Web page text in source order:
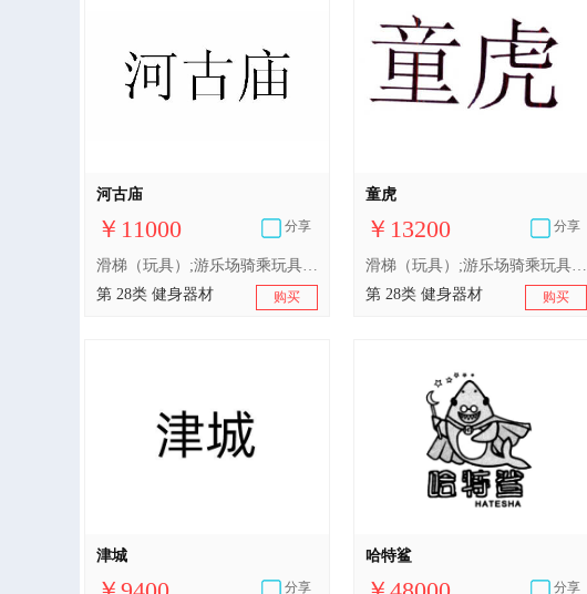
河古庙
￥11000 分享
滑梯（玩具）;游乐场骑乘玩具;由无线电控制的玩具车;儿童游戏用踏板车（玩具）;玩具模型;玩具汽车;玩具娃娃;室内游戏玩具;玩具车;智能玩具
第 28类 健身器材
购买
童虎
￥13200 分享
滑梯（玩具）;游乐场骑乘玩具;智能玩具;玩具车;由无线电控制的玩具车;玩具模型;玩具汽车;玩具娃娃;室内游戏玩具;儿童游戏用踏板车（玩具）
第 28类 健身器材
购买
津城
分享
哈特鲨
分享